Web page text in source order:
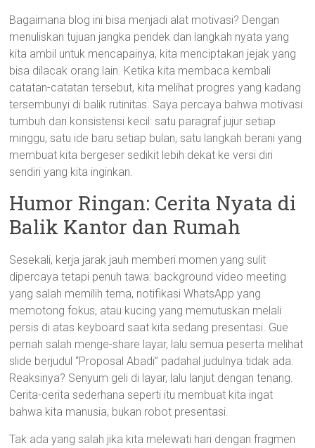
Bagaimana blog ini bisa menjadi alat motivasi? Dengan
menuliskan tujuan jangka pendek dan langkah nyata yang
kita ambil untuk mencapainya, kita menciptakan jejak yang
bisa dilacak orang lain. Ketika kita membaca kembali
catatan-catatan tersebut, kita melihat progres yang kadang
tersembunyi di balik rutinitas. Saya percaya bahwa motivasi
tumbuh dari konsistensi kecil: satu paragraf jujur setiap
minggu, satu ide baru setiap bulan, satu langkah berani yang
membuat kita bergeser sedikit lebih dekat ke versi diri
sendiri yang kita inginkan.
Humor Ringan: Cerita Nyata di
Balik Kantor dan Rumah
Sesekali, kerja jarak jauh memberi momen yang sulit
dipercaya tetapi penuh tawa: background video meeting
yang salah memilih tema, notifikasi WhatsApp yang
memotong fokus, atau kucing yang memutuskan melali
persis di atas keyboard saat kita sedang presentasi. Gue
pernah salah menge-share layar, lalu semua peserta melihat
slide berjudul “Proposal Abadi” padahal judulnya tidak ada.
Reaksinya? Senyum geli di layar, lalu lanjut dengan tenang.
Cerita-cerita sederhana seperti itu membuat kita ingat
bahwa kita manusia, bukan robot presentasi.
Tak ada yang salah jika kita melewati hari dengan fragmen